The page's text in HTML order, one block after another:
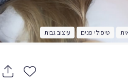
טיפולי פנים עיצוב גבות